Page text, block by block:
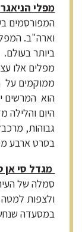
מפלי
המפורסמים
וארה"ב.
ביותר בעולם.
מפלים אלו
ממוקמים על
הוא המרשים
היום והלילה
גבוהות,
בסרט ארבע
מגדל סי אן
סמלה של
ולצפות למטה
במסעדה